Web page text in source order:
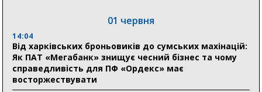
18:54
Романько розширює програму відпочинку дітей із
прифронтової Сумщини: перша група оздоровилася
в Австрії
01 червня
14:04
Від харківських броньовиків до сумських махінацій:
Як ПАТ «Мегабанк» знищує чесний бізнес та чому
справедливість для ПФ «Ордекс» має
восторжествувати